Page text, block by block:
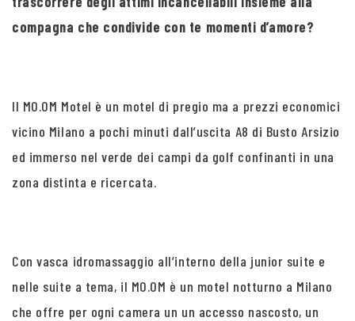
compagna che condivide con te momenti d’amore?
Il MO.OM Motel è un motel di pregio ma a prezzi economici
vicino Milano a pochi minuti dall’uscita A8 di Busto Arsizio
ed immerso nel verde dei campi da golf confinanti in una
zona distinta e ricercata.
Con vasca idromassaggio all’interno della junior suite e
nelle suite a tema, il MO.OM è un motel notturno a Milano
che offre per ogni camera un un accesso nascosto, un